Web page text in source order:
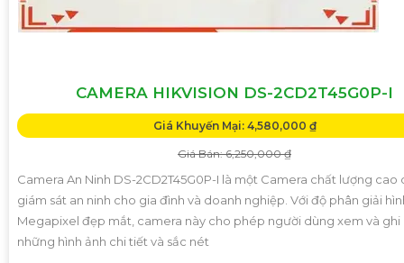
CAMERA HIKVISION DS-2CD2T45G0P-I
Giá Khuyến Mại: 4,580,000 ₫
Giá Bán: 6,250,000 ₫
Camera An Ninh DS-2CD2T45G0P-I là một Camera chất lượng cao
giám sát an ninh cho gia đình và doanh nghiệp. Với độ phân giải
Megapixel đẹp mắt, camera này cho phép người dùng xem và ghi
những hình ảnh chi tiết và sắc nét